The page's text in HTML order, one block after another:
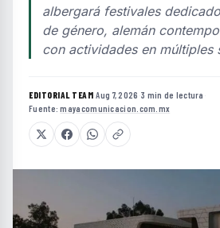
albergará festivales
de género, alemán
con actividades en múltiples
EDITORIAL TEAM·Aug 7, 2026 ·3 min de lectura ·
Fuente:mayacomunicacion.com.mx